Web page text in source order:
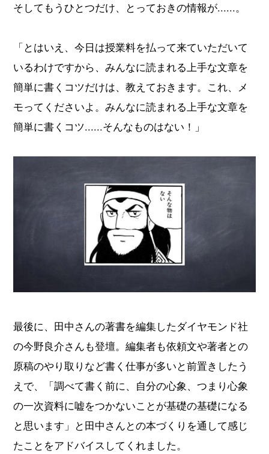
そしてもうひとつだけ、とっておきの情報が......。
「とはいえ、今日は授業料を払って来ていただいて
いるわけですから、みんなに読まれる上手な文章を
簡単に書くコツだけは、教えておきます。これ、メ
モってくださいよ。みんなに読まれる上手な文章を
簡単に書くコツ......そんなものはない！」
最後に、田中さんの著書を編集したダイヤモンド社
の今野良介さんも登壇。編集者も依頼文や著者との
原稿のやり取りなど書く仕事が多いと前置きしたう
えで、「調べて書く前に、自分の心象、つまり心象
の一次資料に嘘をつかないことが基礎の基礎になる
と思います」と田中さんとの本づくりを通して感じ
たことをアドバイスしてくれました。